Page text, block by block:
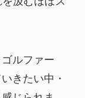
ルファー
きたい中・